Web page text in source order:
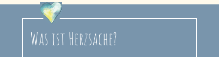
Was ist Herzsache?